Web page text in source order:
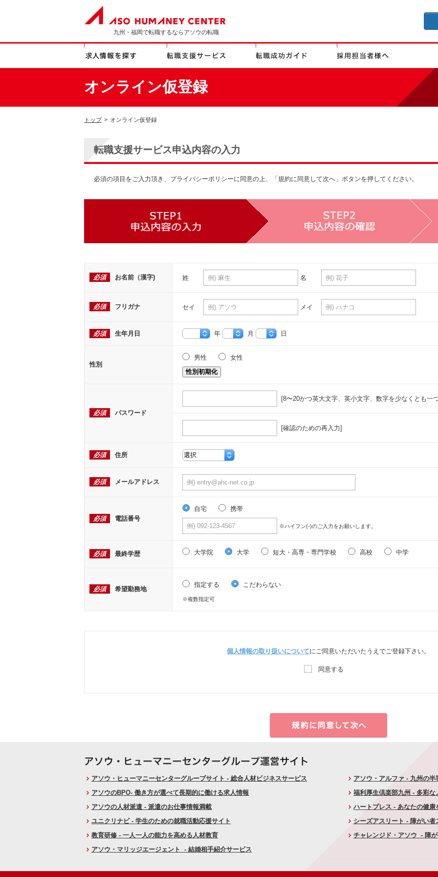
九州・福岡で転職するならアソウの転職
オンライン仮登録
トップ > オンライン仮登録
転職支援サービス申込内容の入力
必須の項目をご入力頂き、プライバシーポリシーに同意の上、「規約に同意して次へ」ボタンを押してください。
必須 お名前（漢字) 姓 名
必須 フリガナ セイ メイ
必須 生年月日 年 月 日
性別
男性
女性
性別初期化
必須 パスワード
[8〜20かつ英大文字、英小文字、数字を少なくとも一
[確認のための再入力]
必須 住所
必須 メールアドレス
必須 電話番号
自宅 携帯
※ハイフン(-)のご入力をお願いします。
必須 最終学歴 大学院 大学 短大・高専・専門学校 高校 中学
必須 希望勤務地
指定する こだわらない
※複数指定可
個人情報の取り扱いについてにご同意いただいたうえでご登録下さい。
同意する
アソウ・ヒューマニーセンターグループサイト - 総合人材ビジネスサービス
アソウのBPO- 働き方が選べて長期的に働ける求人情報
アソウの人材派遣 - 派遣のお仕事情報満載
ユニクリナビ - 学生のための就職活動応援サイト
教育研修 - 一人一人の能力を高める人材教育
アソウ・マリッジエージェント - 結婚相手紹介サービス
アソウ・アルファ - 九州の
福利厚生倶楽部九州 - 多彩
ハートプレス - あなたの健康
シーズアスリート - 障がい
チャレンジド・アソウ - 障